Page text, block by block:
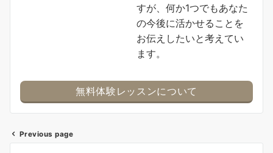
すが、何か1つでもあなた
の今後に活かせることを
お伝えしたいと考えてい
ます。
無料体験レッスンについて
Previous page